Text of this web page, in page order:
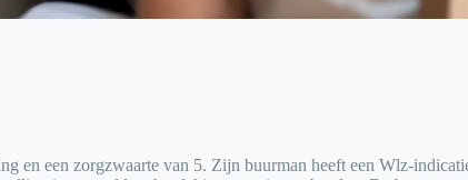
en een zorgzwaarte van 5. Zijn buurman heeft een Wlz-